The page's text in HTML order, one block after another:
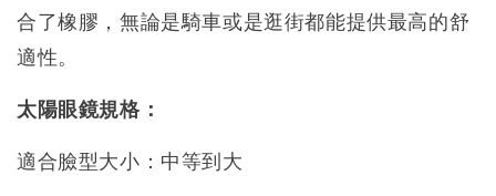
合了橡膠，無論是騎車或是逛街都能提供最高的舒
適性。
太陽眼鏡規格：
適合臉型大小：中等到大